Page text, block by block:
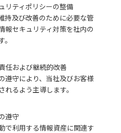
リティポリシーの整備
持及び改善のために必要な管
報セキュリティ対策を社内の
任および継続的改善
遵守により、当社及びお客様
るよう主導します。
遵守
で利用する情報資産に関連す